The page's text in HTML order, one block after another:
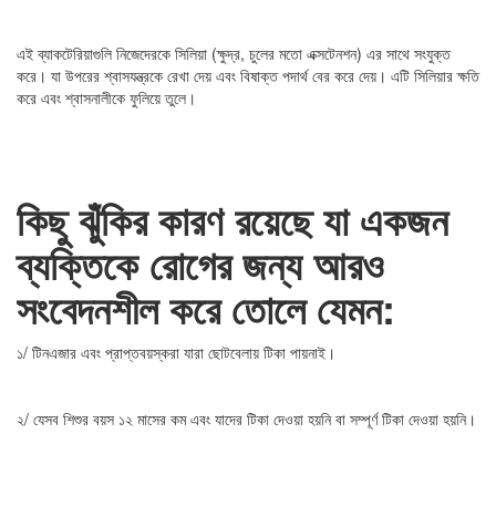
এই ব্যাকটেরিয়াগুলি নিজেদেরকে সিলিয়া (ক্ষুদ্র, চুলের মতো এক্সটেনশন) এর সাথে সংযুক্ত
করে। যা উপরের শ্বাসযন্ত্রকে রেখা দেয় এবং বিষাক্ত পদার্থ বের করে দেয়। এটি সিলিয়ার ক্ষতি
করে এবং শ্বাসনালীকে ফুলিয়ে তুলে।
কিছু ঝুঁকির কারণ রয়েছে যা একজন
ব্যক্তিকে রোগের জন্য আরও
সংবেদনশীল করে তোলে যেমন:
১/ টিনএজার এবং প্রাপ্তবয়স্করা যারা ছোটবেলায় টিকা পায়নাই।
২/ যেসব শিশুর বয়স ১২ মাসের কম এবং যাদের টিকা দেওয়া হয়নি বা সম্পূর্ণ টিকা দেওয়া হয়নি।